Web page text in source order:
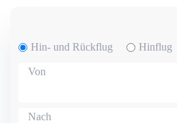
Hin- und Rückflug Hinflug
Von
Nach